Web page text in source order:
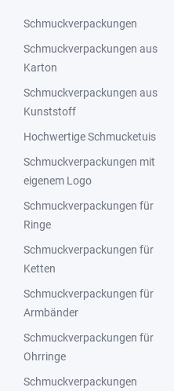
Schmuckverpackungen
Schmuckverpackungen aus
Karton
Schmuckverpackungen aus
Kunststoff
Hochwertige Schmucketuis
Schmuckverpackungen mit
eigenem Logo
Schmuckverpackungen für
Ringe
Schmuckverpackungen für
Ketten
Schmuckverpackungen für
Armbänder
Schmuckverpackungen für
Ohrringe
Schmuckverpackungen